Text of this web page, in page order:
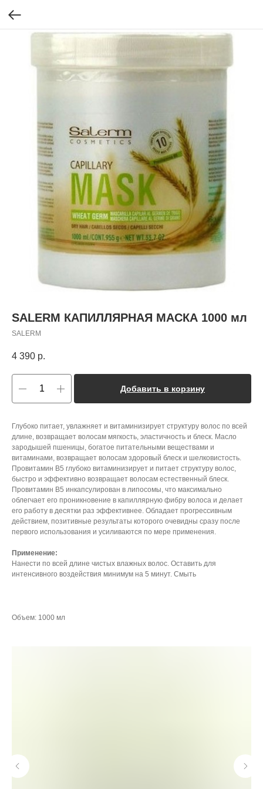
SALERM КАПИЛЛЯРНАЯ МАСКА 1000 мл
SALERM
4 390 р.
Добавить в корзину
Глубоко питает, увлажняет и витаминизирует структуру волос по всей
длине, возвращает волосам мягкость, эластичность и блеск. Масло
зародышей пшеницы, богатое питательными веществами и
витаминами, возвращает волосам здоровый блеск и шелковистость.
Провитамин В5 глубоко витаминизирует и питает структуру волос,
быстро и эффективно возвращает волосам естественный блеск.
Провитамин В5 инкапсулирован в липосомы, что максимально
облегчает его проникновение в капиллярную фибру волоса и делает
его работу в десятки раз эффективнее. Обладает прогрессивным
действием, позитивные результаты которого очевидны сразу после
первого использования и усиливаются по мере применения.
Применение:
Нанести по всей длине чистых влажных волос. Оставить для
интенсивного воздействия минимум на 5 минут. Смыть
Объем: 1000 мл